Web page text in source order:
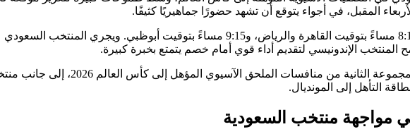
المقبل، في أجواء يتوقع أن تشهد حضورًا جماهيريًا كثيفًا.
من المقرر أن تنطلق المباراة في تمام الساعة 8:15 مساءً بتوقيت القاهرة والرياض، و9:15 مساءً بتوقيت أبوظبي. ويجري المنتخب السعودي
المنتخب الإندونيسي لتقديم أداء قوي أمام خصم يتمتع بخبرة كبيرة.
الجدير بالذكر أن المنتخب السعودي يتواجد في المجموعة الثانية من منافسات الملحق الآسيوي المؤهل إلى كأس
التأهل إلى المونديال.
مواجهة منتخب السعودية